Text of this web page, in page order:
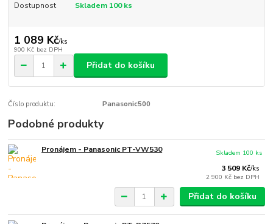
Dostupnost Skladem 100 ks
1 089 Kč/ks
900 Kč bez DPH
Přidat do košíku
Číslo produktu: Panasonic500
Podobné produkty
Pronájem - Panasonic PT-VW530
3 509 Kč/ks
2 900 Kč bez DPH
Skladem 100 ks
Přidat do košíku